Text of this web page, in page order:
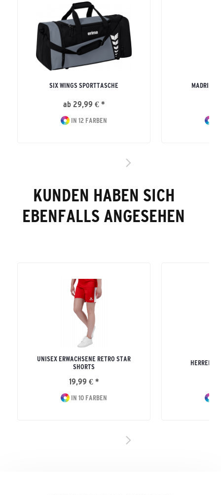
SIX WINGS SPORTTASCHE
ab 29,99 € *
IN 12 FARBEN
MADRID
KUNDEN HABEN SICH
EBENFALLS ANGESEHEN
UNISEX ERWACHSENE RETRO STAR
SHORTS
19,99 € *
IN 10 FARBEN
HERREN